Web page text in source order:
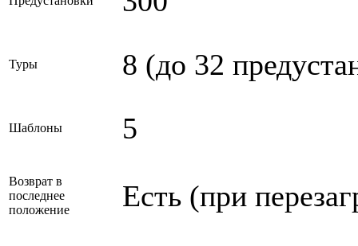
Туры 8 (до 32
Шаблоны 5
Возврат в
последнее
положение
Есть (при